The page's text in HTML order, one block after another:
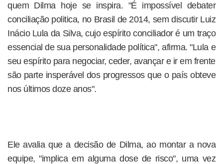
quem Dilma hoje se inspira. "É impossível debater
conciliação politica, no Brasil de 2014, sem discutir Luiz
Inácio Lula da Silva, cujo espírito conciliador é um traço
essencial de sua personalidade política", afirma. "Lula e
seu espírito para negociar, ceder, avançar e ir em frente
são parte insperável dos progressos que o país obteve
nos últimos doze anos".
Ele avalia que a decisão de Dilma, ao montar a nova
equipe, "implica em alguma dose de risco", uma vez